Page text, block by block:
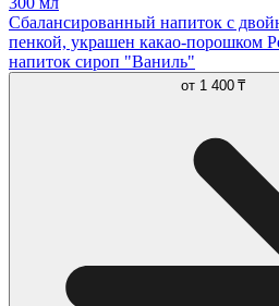
Сбалансированный напиток с
пенкой, украшен какао-порошком
напиток сироп "Ваниль"
от 1 400 ₸